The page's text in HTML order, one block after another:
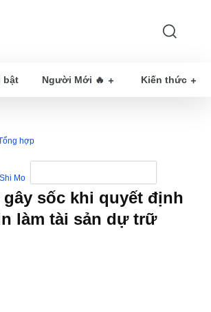
bật Người Mới 🔥 Kiến thức
hợp
Shi Mo
gây sốc khi quyết định
làm tài sản dự trữ